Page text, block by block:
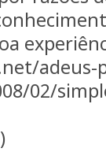
adeus-
02/
)